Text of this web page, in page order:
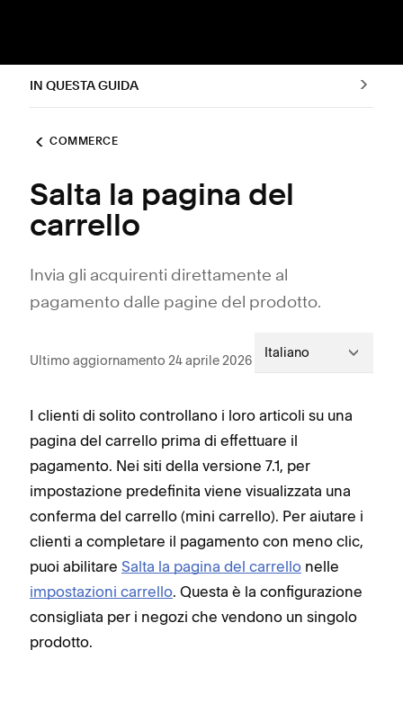
IN QUESTA GUIDA
COMMERCE
Salta la pagina del
carrello
Invia gli acquirenti direttamente al
pagamento dalle pagine del prodotto.
Ultimo aggiornamento 24 aprile 2026 Italiano
I clienti di solito controllano i loro articoli su una
pagina del carrello prima di effettuare il
pagamento. Nei siti della versione 7.1, per
impostazione predefinita viene visualizzata una
conferma del carrello (mini carrello). Per aiutare i
clienti a completare il pagamento con meno clic,
puoi abilitare Salta la pagina del carrello nelle
impostazioni carrello. Questa è la configurazione
consigliata per i negozi che vendono un singolo
prodotto.